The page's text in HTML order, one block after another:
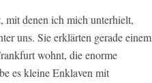
mit denen ich mich unterhielt,
uns. Sie erklärten gerade einem
wohnt, die enorme
es kleine Enklaven mit